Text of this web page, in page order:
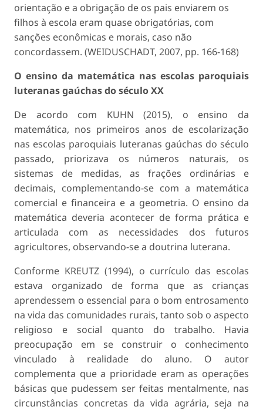
orientação e a obrigação de os pais enviarem os
filhos à escola eram quase obrigatórias, com
sanções econômicas e morais, caso não
concordassem. (WEIDUSCHADT, 2007, pp. 166-168)
O ensino da matemática nas escolas paroquiais
luteranas gaúchas do século XX
De acordo com KUHN (2015), o ensino da
matemática, nos primeiros anos de escolarização
nas escolas paroquiais luteranas gaúchas do século
passado, priorizava os números naturais, os
sistemas de medidas, as frações ordinárias e
decimais, complementando-se com a matemática
comercial e financeira e a geometria. O ensino da
matemática deveria acontecer de forma prática e
articulada com as necessidades dos futuros
agricultores, observando-se a doutrina luterana.
Conforme KREUTZ (1994), o currículo das escolas
estava organizado de forma que as crianças
aprendessem o essencial para o bom entrosamento
na vida das comunidades rurais, tanto sob o aspecto
religioso e social quanto do trabalho. Havia
preocupação em se construir o conhecimento
vinculado à realidade do aluno. O autor
complementa que a prioridade eram as operações
básicas que pudessem ser feitas mentalmente, nas
circunstâncias concretas da vida agrária, seja na